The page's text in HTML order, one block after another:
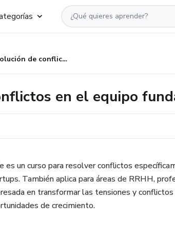
Resolución de conflictos en el equipo fundador
en el equipo
es un curso para resolver conflictos
También aplica para áreas de RRHH,
en transformar las tensiones y
de crecimiento.